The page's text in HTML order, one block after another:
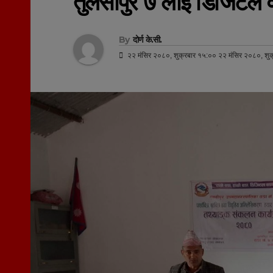
By दोर्ण के.सी.
२२ मंसिर २०८०, शुक्रबार १५:०० २२ मंसिर २०८०,